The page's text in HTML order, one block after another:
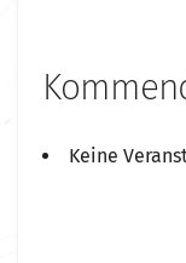
Keine